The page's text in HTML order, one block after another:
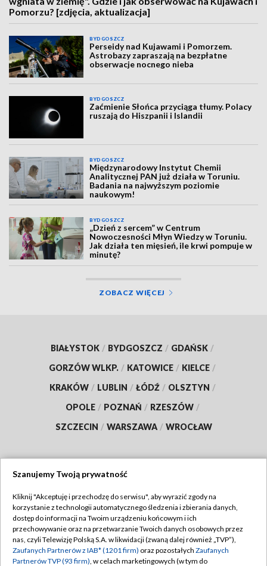
Pomorzu? [zdjęcia, aktualizacja]
BYDGOSZCZ
Perseidy nad Kujawami i Pomorzem.
Astrobazy zapraszają na bezpłatne
obserwacje nocnego nieba
BYDGOSZCZ
Zaćmienie Słońca przyciąga tłumy. Polacy
ruszają do Hiszpanii i Islandii
BYDGOSZCZ
Międzynarodowy Instytut Chemii
Analitycznej PAN już działa w Toruniu.
Badania na najwyższym poziomie
naukowym!
BYDGOSZCZ
„Dzień z sercem” w Centrum
Nowoczesności Młyn Wiedzy w Toruniu.
Jak działa ten mięsień, ile krwi pompuje w
minutę?
ZOBACZ WIĘCEJ
BIAŁYSTOK / BYDGOSZCZ / GDAŃSK /
GORZÓW WLKP. / KATOWICE / KIELCE /
KRAKÓW / LUBLIN / ŁÓDŹ / OLSZTYN /
OPOLE / POZNAŃ / RZESZÓW /
SZCZECIN / WARSZAWA / WROCŁAW
TVP
Abonament TVP
Emisja w TVP
Regulamin TVP
Polityka prywatności
Szanujemy Twoją prywatność
Kliknij "Akceptuję i przechodzę do serwisu", aby wyrazić zgody na
korzystanie z technologii automatycznego śledzenia i zbierania danych,
dostęp do informacji na Twoim urządzeniu końcowym i ich
przechowywanie oraz na przetwarzanie Twoich danych osobowych przez
nas, czyli Telewizję Polską S.A. w likwidacji (zwaną dalej również „TVP”),
Zaufanych Partnerów z IAB* (1201 firm) oraz pozostałych Zaufanych
Partnerów TVP (93 firm), w celach marketingowych (w tym do